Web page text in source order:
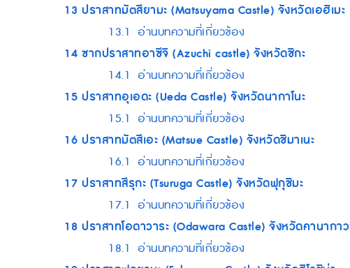
13 ปราสาทมัตสึยามะ (Matsuyama Castle) จังหวัดเอฮิเมะ
13.1 อ่านบทความที่เกี่ยวข้อง
14 ซากปราสาทอาซึจิ (Azuchi castle) จังหวัดชิกะ
14.1 อ่านบทความที่เกี่ยวข้อง
15 ปราสาทอุเอดะ (Ueda Castle) จังหวัดนากาโนะ
15.1 อ่านบทความที่เกี่ยวข้อง
16 ปราสาทมัตสึเอะ (Matsue Castle) จังหวัดชิมาเนะ
16.1 อ่านบทความที่เกี่ยวข้อง
17 ปราสาทสึรุกะ (Tsuruga Castle) จังหวัดฟุกุชิมะ
17.1 อ่านบทความที่เกี่ยวข้อง
18 ปราสาทโอดาวาระ (Odawara Castle) จังหวัดคานากาว
18.1 อ่านบทความที่เกี่ยวข้อง